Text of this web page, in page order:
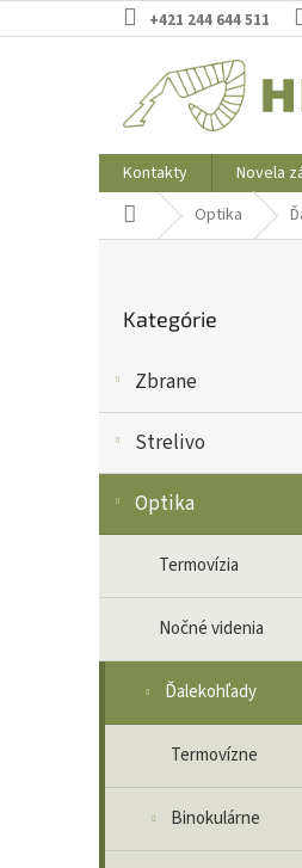
na
+421 244 644 511
Kontakty Novela
Domov Optika
a
kategórie
Kategórie
Zbrane
Strelivo
Optika
Termovízia
Nočné videnia
Ďalekohľady
Termovízne
Binokulárne